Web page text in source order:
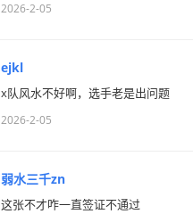
2026-2-05
ejkl
x队风水不好啊，选手老是出问题
2026-2-05
弱水三千zn
这张不才咋一直签证不通过